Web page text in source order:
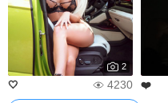
2
🤍 4230 ❤️